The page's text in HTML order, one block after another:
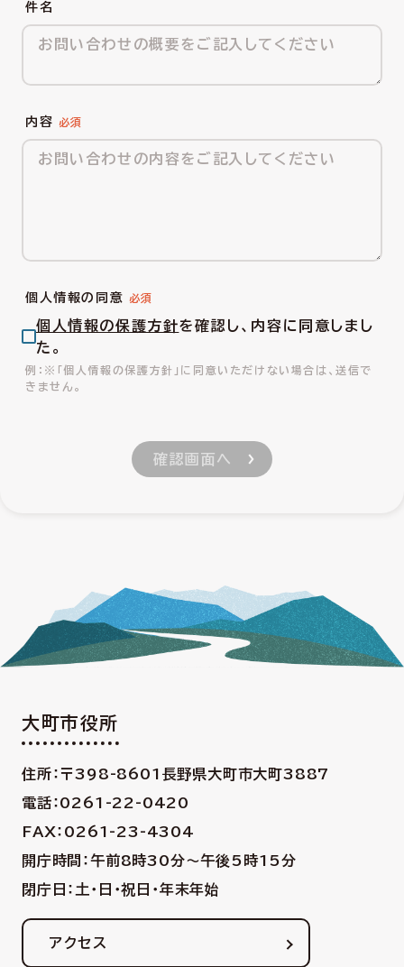
件名
内容
個人情報の同意
個人情報の保護方針を確認し、内容に同意しまし
た。
※「個人情報の保護方針」に同意いただけない場合は、送信で
きません。
大町市役所
住所：〒398-8601 長野県大町市大町3887
電話：0261-22-0420
FAX：0261-23-4304
開庁時間：午前8時30分〜午後5時15分
閉庁日：土・日・祝日・年末年始
アクセス